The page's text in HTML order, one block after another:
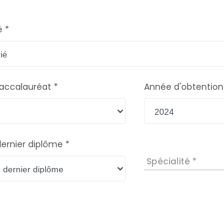
*
* Année
diplôme *
Spécialité *